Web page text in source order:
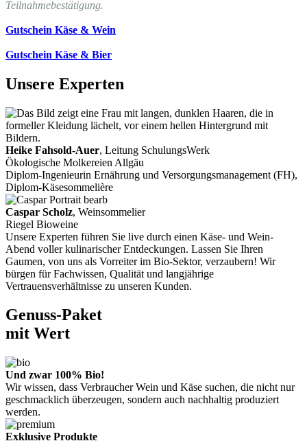
Teilnahmebestätigung.
Gutschein Käse & Wein
Gutschein Käse & Bier
Unsere Experten
Heike Fahsold-Auer, Leitung SchulungsWerk
Ökologische Molkereien Allgäu
Diplom-Ingenieurin Ernährung und Versorgungsmanagement (FH),
Diplom-Käsesommelière
Caspar Scholz, Weinsommelier
Riegel Bioweine
Unsere Experten führen Sie live durch einen Käse- und Wein-
Abend voller kulinarischer Entdeckungen. Lassen Sie Ihren
Gaumen, von uns als Vorreiter im Bio-Sektor, verzaubern! Wir
bürgen für Fachwissen, Qualität und langjährige
Vertrauensverhältnisse zu unseren Kunden.
Genuss-Paket
mit Wert
Und zwar 100% Bio!
Wir wissen, dass Verbraucher Wein und Käse suchen, die nicht nur
geschmacklich überzeugen, sondern auch nachhaltig produziert
werden.
Exklusive Produkte